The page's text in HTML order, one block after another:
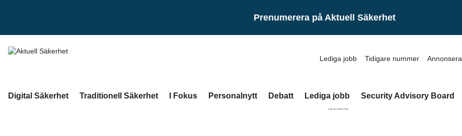
Prenumerera på Aktuell Säkerhet
Lediga jobb Tidigare nummer Annonsera
Digital Säkerhet Traditionell Säkerhet I Fokus Personalnytt Debatt Lediga jobb Security Advisory Board
ANNONS